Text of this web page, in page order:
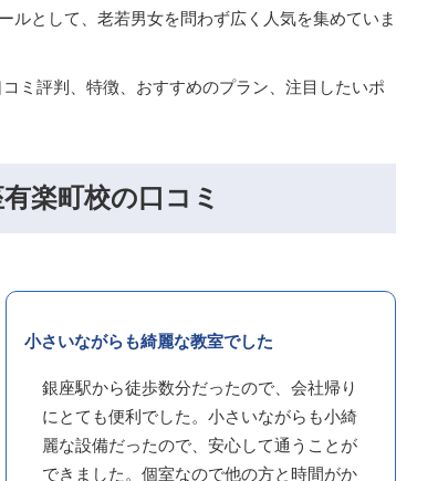
ルとして、老若男女を問わず広く人気を集めていま
ミ評判、特徴、おすすめのプラン、注目したいポ
楽町校の口コミ
小さいながらも綺麗な教室でした
銀座駅から徒歩数分だったので、会社帰り
にとても便利でした。小さいながらも小綺
麗な設備だったので、安心して通うことが
できました。個室なので他の方と時間がか